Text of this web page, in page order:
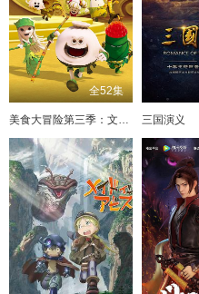
全52集
美食大冒险第三季：文明之旅 三国演义